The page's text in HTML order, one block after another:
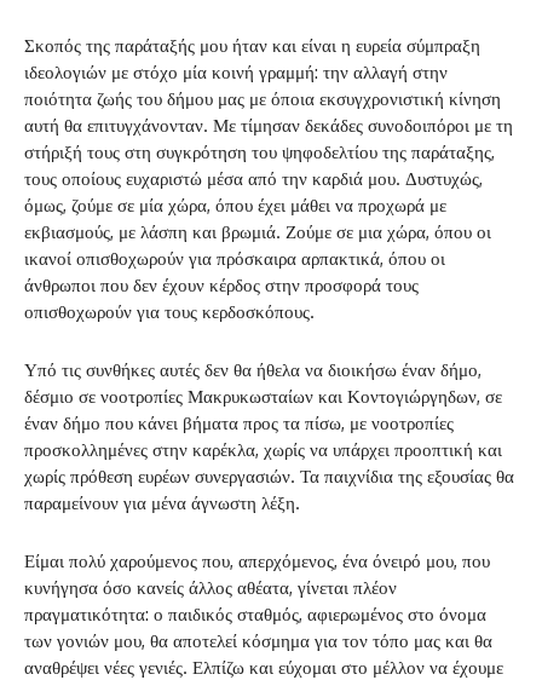
Σκοπός της παράταξής μου ήταν και είναι η ευρεία σύμπραξη
ιδεολογιών με στόχο μία κοινή γραμμή: την αλλαγή στην
ποιότητα ζωής του δήμου μας με όποια εκσυγχρονιστική κίνηση
αυτή θα επιτυγχάνονταν. Με τίμησαν δεκάδες συνοδοιπόροι με τη
στήριξή τους στη συγκρότηση του ψηφοδελτίου της παράταξης,
τους οποίους ευχαριστώ μέσα από την καρδιά μου. Δυστυχώς,
όμως, ζούμε σε μία χώρα, όπου έχει μάθει να προχωρά με
εκβιασμούς, με λάσπη και βρωμιά. Ζούμε σε μια χώρα, όπου οι
ικανοί οπισθοχωρούν για πρόσκαιρα αρπακτικά, όπου οι
άνθρωποι που δεν έχουν κέρδος στην προσφορά τους
οπισθοχωρούν για τους κερδοσκόπους.
Υπό τις συνθήκες αυτές δεν θα ήθελα να διοικήσω έναν δήμο,
δέσμιο σε νοοτροπίες Μακρυκωσταίων και Κοντογιώργηδων, σε
έναν δήμο που κάνει βήματα προς τα πίσω, με νοοτροπίες
προσκολλημένες στην καρέκλα, χωρίς να υπάρχει προοπτική και
χωρίς πρόθεση ευρέων συνεργασιών. Τα παιχνίδια της εξουσίας θα
παραμείνουν για μένα άγνωστη λέξη.
Είμαι πολύ χαρούμενος που, απερχόμενος, ένα όνειρό μου, που
κυνήγησα όσο κανείς άλλος αθέατα, γίνεται πλέον
πραγματικότητα: ο παιδικός σταθμός, αφιερωμένος στο όνομα
των γονιών μου, θα αποτελεί κόσμημα για τον τόπο μας και θα
αναθρέψει νέες γενιές. Ελπίζω και εύχομαι στο μέλλον να έχουμε